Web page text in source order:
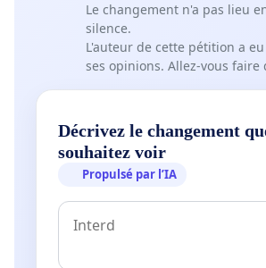
Le changement n'a pas lieu
silence.
L'auteur de cette pétition a
ses opinions. Allez-vous faire
Décrivez le changement
souhaitez voir
Propulsé par l’IA